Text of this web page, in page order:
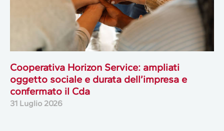
Cooperativa Horizon Service: ampliati
oggetto sociale e durata dell’impresa e
confermato il Cda
31 Luglio 2026